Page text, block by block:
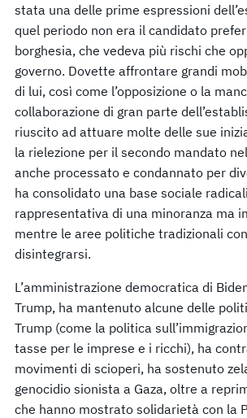
stata una delle prime espressioni
quel periodo non era il candidato
borghesia, che vedeva più rischi che
governo. Dovette affrontare grandi
di lui, così come l’opposizione o la
collaborazione di gran parte
riuscito ad attuare molte delle sue
la rielezione per il secondo mandato
anche processato e condannato per
ha consolidato una base sociale
rappresentativa di una minoranza ma
mentre le aree politiche tradizionali
disintegrarsi.
L’amministrazione democratica di
Trump, ha mantenuto alcune delle
Trump (come la politica
tasse per le imprese e i ricchi), ha
movimenti di scioperi, ha sostenuto
genocidio sionista a Gaza, oltre a
che hanno mostrato solidarietà con la